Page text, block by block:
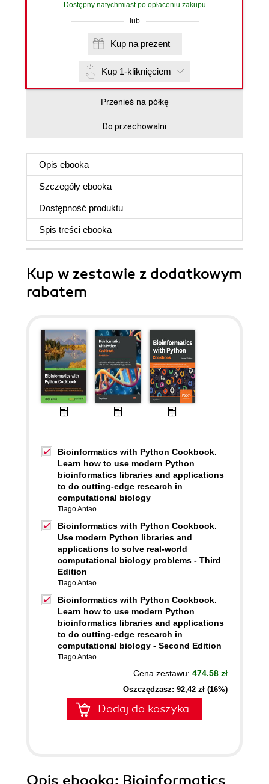
Dostępny natychmiast po opłaceniu zakupu
lub
Kup na prezent
Kup 1-kliknięciem
Przenieś na półkę
Do przechowalni
Opis ebooka
Szczegóły ebooka
Dostępność produktu
Spis treści ebooka
Kup w zestawie z dodatkowym
rabatem
Bioinformatics with Python Cookbook.
Learn how to use modern Python
bioinformatics libraries and applications
to do cutting-edge research in
computational biology
Tiago Antao
Bioinformatics with Python Cookbook.
Use modern Python libraries and
applications to solve real-world
computational biology problems - Third
Edition
Tiago Antao
Bioinformatics with Python Cookbook.
Learn how to use modern Python
bioinformatics libraries and applications
to do cutting-edge research in
computational biology - Second Edition
Tiago Antao
Cena zestawu: 474.58 zł
Oszczędzasz: 92,42 zł (16%)
Dodaj do koszyka
Opis ebooka: Bioinformatics